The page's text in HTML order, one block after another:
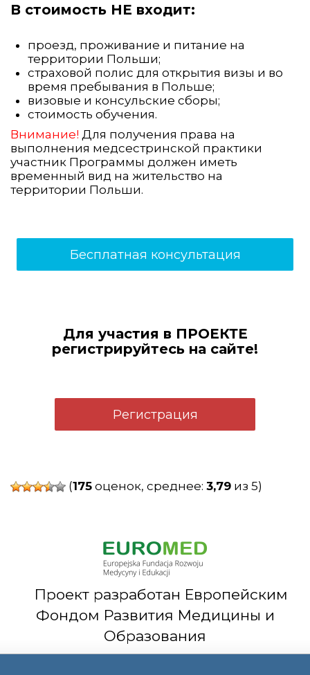
В стоимость НЕ входит:
проезд, проживание и питание на
территории Польши;
страховой полис для открытия визы и во
время пребывания в Польше;
визовые и консульские сборы;
стоимость обучения.
Внимание! Для получения права на
выполнения медсестринской практики
участник Программы должен иметь
временный вид на жительство на
территории Польши.
Бесплатная консультация
Для участия в ПРОЕКТЕ
регистрируйтесь на сайте!
Регистрация
(175 оценок, среднее: 3,79 из 5)
Проект разработан Европейским
Фондом Развития Медицины и
Образования